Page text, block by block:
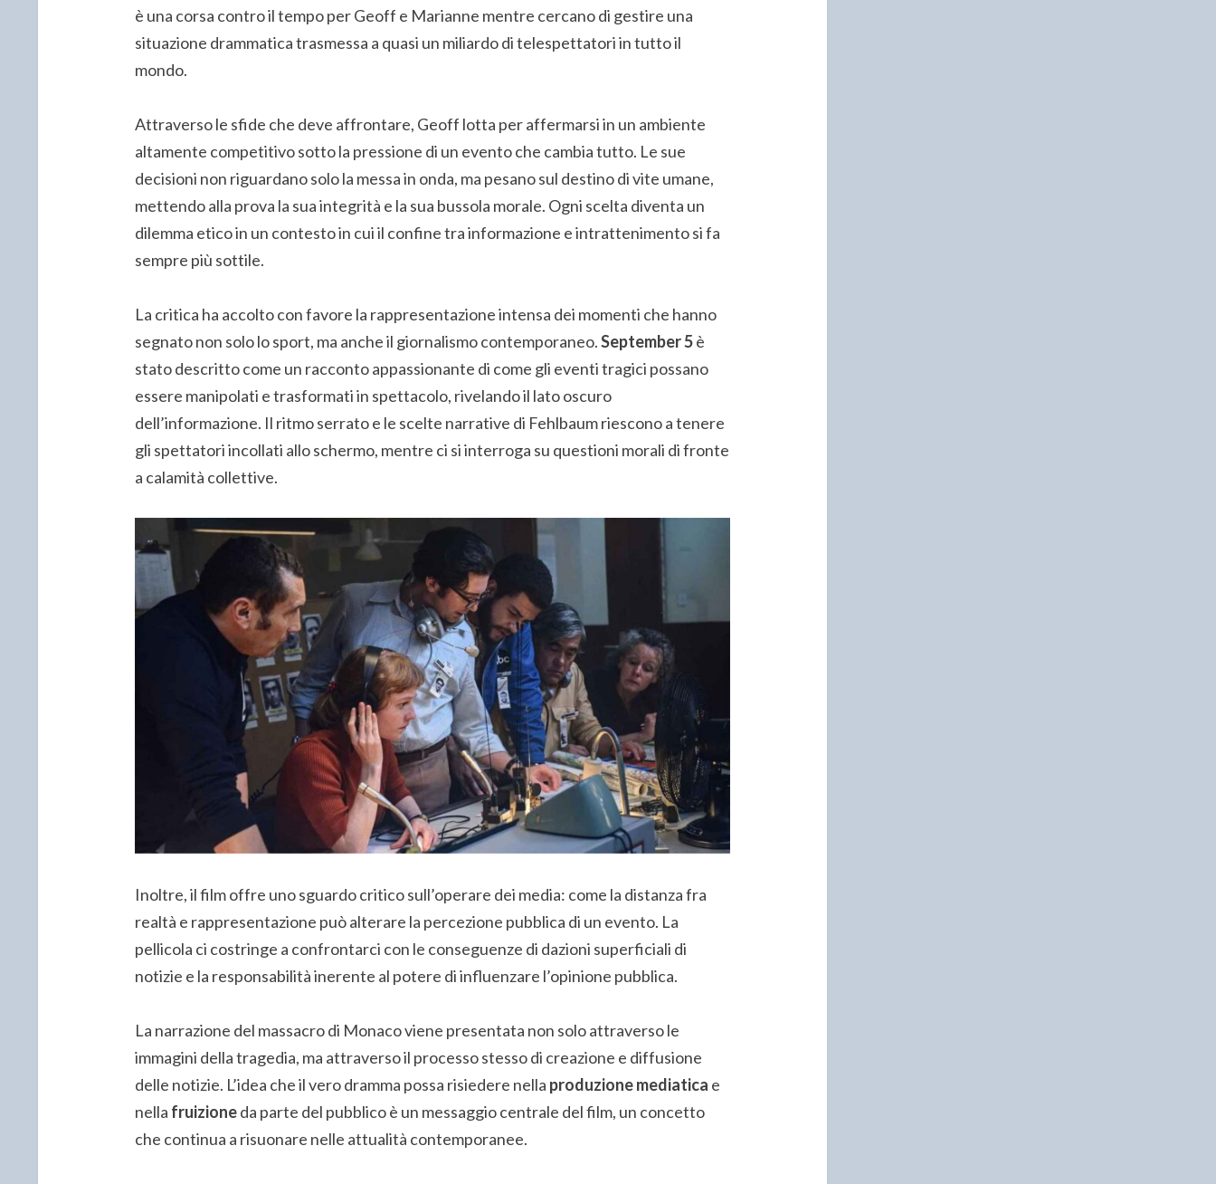
è una corsa contro il tempo per Geoff e Marianne mentre cercano di gestire una
situazione drammatica trasmessa a quasi un miliardo di telespettatori in tutto il
mondo.
Attraverso le sfide che deve affrontare, Geoff lotta per affermarsi in un ambiente
altamente competitivo sotto la pressione di un evento che cambia tutto. Le sue
decisioni non riguardano solo la messa in onda, ma pesano sul destino di vite umane,
mettendo alla prova la sua integrità e la sua bussola morale. Ogni scelta diventa un
dilemma etico in un contesto in cui il confine tra informazione e intrattenimento si fa
sempre più sottile.
La critica ha accolto con favore la rappresentazione intensa dei momenti che hanno
segnato non solo lo sport, ma anche il giornalismo contemporaneo.September 5è
stato descritto come un racconto appassionante di come gli eventi tragici possano
essere manipolati e trasformati in spettacolo, rivelando il lato oscuro
dell’informazione. Il ritmo serrato e le scelte narrative di Fehlbaum riescono a tenere
gli spettatori incollati allo schermo, mentre ci si interroga su questioni morali di fronte
a calamità collettive.
Inoltre, il film offre uno sguardo critico sull’operare dei media: come la distanza fra
realtà e rappresentazione può alterare la percezione pubblica di un evento. La
pellicola ci costringe a confrontarci con le conseguenze di dazioni superficiali di
notizie e la responsabilità inerente al potere di influenzare l’opinione pubblica.
La narrazione del massacro di Monaco viene presentata non solo attraverso le
immagini della tragedia, ma attraverso il processo stesso di creazione e diffusione
delle notizie. L’idea che il vero dramma possa risiedere nella produzione mediatica e
nella fruizioneda parte del pubblico è un messaggio centrale del film, un concetto
che continua a risuonare nelle attualità contemporanee.